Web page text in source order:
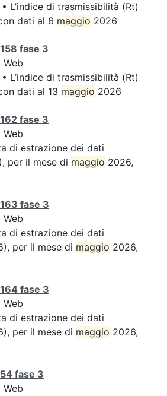
L’indice di trasmissibilità (Rt)
dati al 6 maggio 2026
fase 3
L’indice di trasmissibilità (Rt)
dati al 13 maggio 2026
fase 3
di estrazione dei dati
per il mese di maggio 2026,
fase 3
di estrazione dei dati
per il mese di maggio 2026,
fase 3
di estrazione dei dati
per il mese di maggio 2026,
fase 3